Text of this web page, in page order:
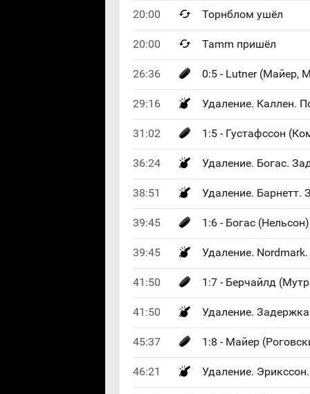
20:00 Торнблом ушёл
20:00 Tamm пришёл
26:36 0:5 - Lutner (Майер,
29:16 Удаление. Каллен.
31:02 1:5 - Густафссон
36:24 Удаление. Богас.
38:51 Удаление. Барнетт.
39:45 1:6 - Богас
39:45 Удаление.
41:50 1:7 - Берчайлд
41:50 Удаление.
45:37 1:8 - Майер
46:21 Удаление.